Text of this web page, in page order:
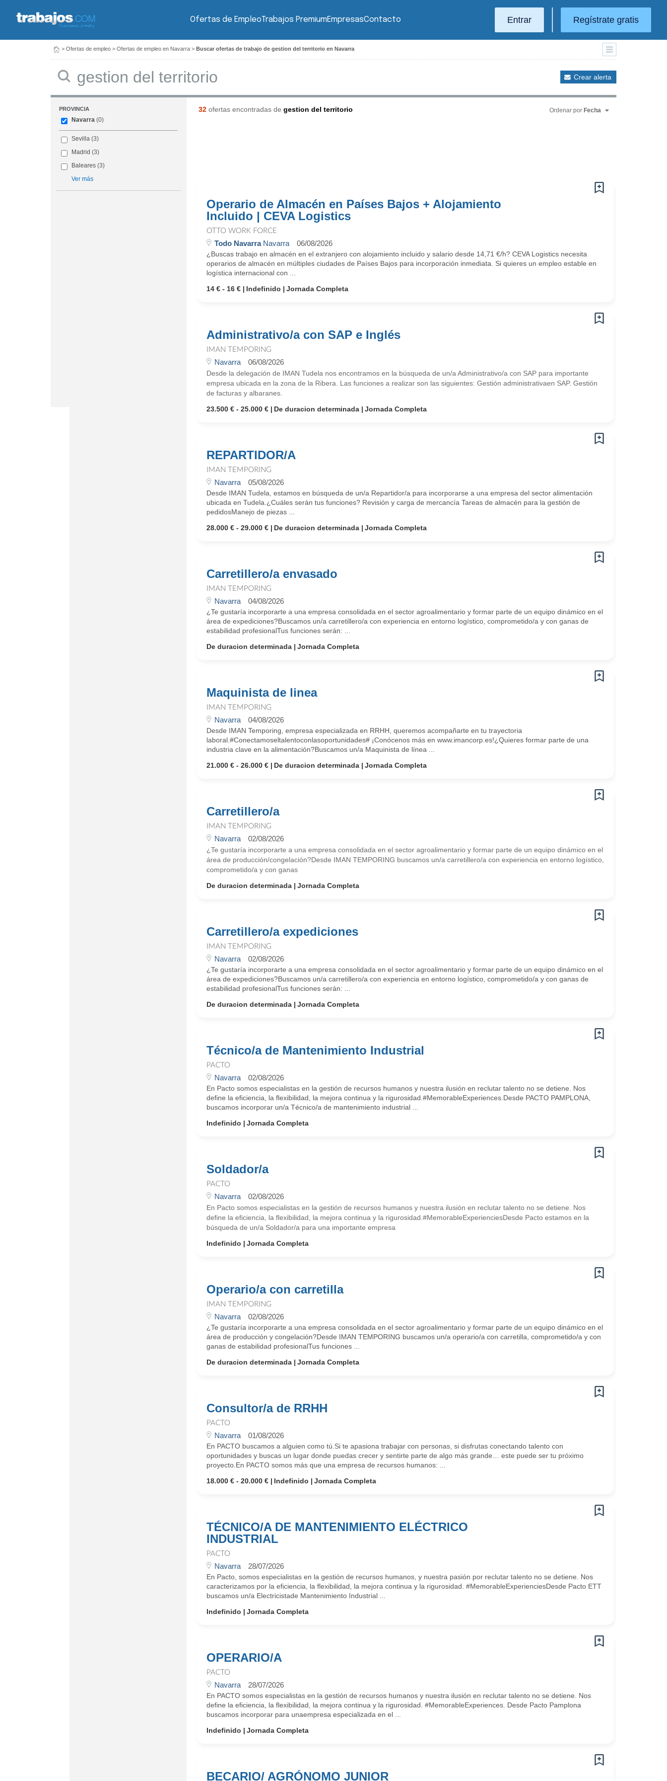
Ofertas de EmpleoTrabajos PremiumEmpresasContacto Entrar Regístrate gratis
> Ofertas de empleo > Ofertas de empleo en Navarra > Buscar ofertas de trabajo de gestion del territorio en Navarra
Crear alerta
PROVINCIA
Navarra (0)
Sevilla (3)
Madrid (3)
Baleares (3)
Ver más
32ofertas encontradas de gestion del territorio Ordenar por Fecha
Operario de Almacén en Países Bajos + Alojamiento
Incluido | CEVA Logistics
OTTO WORK FORCE
Todo NavarraNavarra 06/08/2026
¿Buscas trabajo en almacén en el extranjero con alojamiento incluido y salario desde 14,71 €/h? CEVA Logistics necesita
operarios de almacén en múltiples ciudades de Países Bajos para incorporación inmediata. Si quieres un empleo estable en
logística internacional con ...
14 € - 16 €
Indefinido Jornada Completa
Administrativo/a con SAP e Inglés
IMAN TEMPORING
Navarra 06/08/2026
Desde la delegación de IMAN Tudela nos encontramos en la búsqueda de un/a Administrativo/a con SAP para importante
empresa ubicada en la zona de la Ribera. Las funciones a realizar son las siguientes: Gestión administrativaen SAP. Gestión
de facturas y albaranes.
23.500 € - 25.000 €
De duracion determinada Jornada Completa
REPARTIDOR/A
IMAN TEMPORING
Navarra 05/08/2026
Desde IMAN Tudela, estamos en búsqueda de un/a Repartidor/a para incorporarse a una empresa del sector alimentación
ubicada en Tudela.¿Cuáles serán tus funciones? Revisión y carga de mercancía Tareas de almacén para la gestión de
pedidosManejo de piezas ...
28.000 € - 29.000 €
De duracion determinada Jornada Completa
Carretillero/a envasado
IMAN TEMPORING
Navarra 04/08/2026
¿Te gustaría incorporarte a una empresa consolidada en el sector agroalimentario y formar parte de un equipo dinámico en el
área de expediciones?Buscamos un/a carretillero/a con experiencia en entorno logístico, comprometido/a y con ganas de
estabilidad profesionalTus funciones serán: ...
De duracion determinada
Jornada Completa
Maquinista de linea
IMAN TEMPORING
Navarra 04/08/2026
Desde IMAN Temporing, empresa especializada en RRHH, queremos acompañarte en tu trayectoria
laboral.#Conectamoseltalentoconlasoportunidades# ¡Conócenos más en www.imancorp.es!¿Quieres formar parte de una
industria clave en la alimentación?Buscamos un/a Maquinista de línea ...
21.000 € - 26.000 €
De duracion determinada Jornada Completa
Carretillero/a
IMAN TEMPORING
Navarra 02/08/2026
¿Te gustaría incorporarte a una empresa consolidada en el sector agroalimentario y formar parte de un equipo dinámico en el
área de producción/congelación?Desde IMAN TEMPORING buscamos un/a carretillero/a con experiencia en entorno logístico,
comprometido/a y con ganas
De duracion determinada
Jornada Completa
Carretillero/a expediciones
IMAN TEMPORING
Navarra 02/08/2026
¿Te gustaría incorporarte a una empresa consolidada en el sector agroalimentario y formar parte de un equipo dinámico en el
área de expediciones?Buscamos un/a carretillero/a con experiencia en entorno logístico, comprometido/a y con ganas de
estabilidad profesionalTus funciones serán: ...
De duracion determinada
Jornada Completa
Técnico/a de Mantenimiento Industrial
PACTO
Navarra 02/08/2026
En Pacto somos especialistas en la gestión de recursos humanos y nuestra ilusión en reclutar talento no se detiene. Nos
define la eficiencia, la flexibilidad, la mejora continua y la rigurosidad.#MemorableExperiences.Desde PACTO PAMPLONA,
buscamos incorporar un/a Técnico/a de mantenimiento industrial ...
Indefinido
Jornada Completa
Soldador/a
PACTO
Navarra 02/08/2026
En Pacto somos especialistas en la gestión de recursos humanos y nuestra ilusión en reclutar talento no se detiene. Nos
define la eficiencia, la flexibilidad, la mejora continua y la rigurosidad.#MemorableExperienciesDesde Pacto estamos en la
búsqueda de un/a Soldador/a para una importante empresa
Indefinido
Jornada Completa
Operario/a con carretilla
IMAN TEMPORING
Navarra 02/08/2026
¿Te gustaría incorporarte a una empresa consolidada en el sector agroalimentario y formar parte de un equipo dinámico en el
área de producción y congelación?Desde IMAN TEMPORING buscamos un/a operario/a con carretilla, comprometido/a y con
ganas de estabilidad profesionalTus funciones ...
De duracion determinada
Jornada Completa
Consultor/a de RRHH
PACTO
Navarra 01/08/2026
En PACTO buscamos a alguien como tú.Si te apasiona trabajar con personas, si disfrutas conectando talento con
oportunidades y buscas un lugar donde puedas crecer y sentirte parte de algo más grande… este puede ser tu próximo
proyecto.En PACTO somos más que una empresa de recursos humanos: ...
18.000 € - 20.000 €
Indefinido Jornada Completa
TÉCNICO/A DE MANTENIMIENTO ELÉCTRICO
INDUSTRIAL
PACTO
Navarra 28/07/2026
En Pacto, somos especialistas en la gestión de recursos humanos, y nuestra pasión por reclutar talento no se detiene. Nos
caracterizamos por la eficiencia, la flexibilidad, la mejora continua y la rigurosidad. #MemorableExperienciesDesde Pacto ETT
buscamos un/a Electricistade Mantenimiento Industrial ...
Indefinido
Jornada Completa
OPERARIO/A
PACTO
Navarra 28/07/2026
En PACTO somos especialistas en la gestión de recursos humanos y nuestra ilusión en reclutar talento no se detiene. Nos
define la eficiencia, la flexibilidad, la mejora continua y la rigurosidad. #MemorableExperiences. Desde Pacto Pamplona
buscamos incorporar para unaempresa especializada en el ...
Indefinido
Jornada Completa
BECARIO/ AGRÓNOMO JUNIOR